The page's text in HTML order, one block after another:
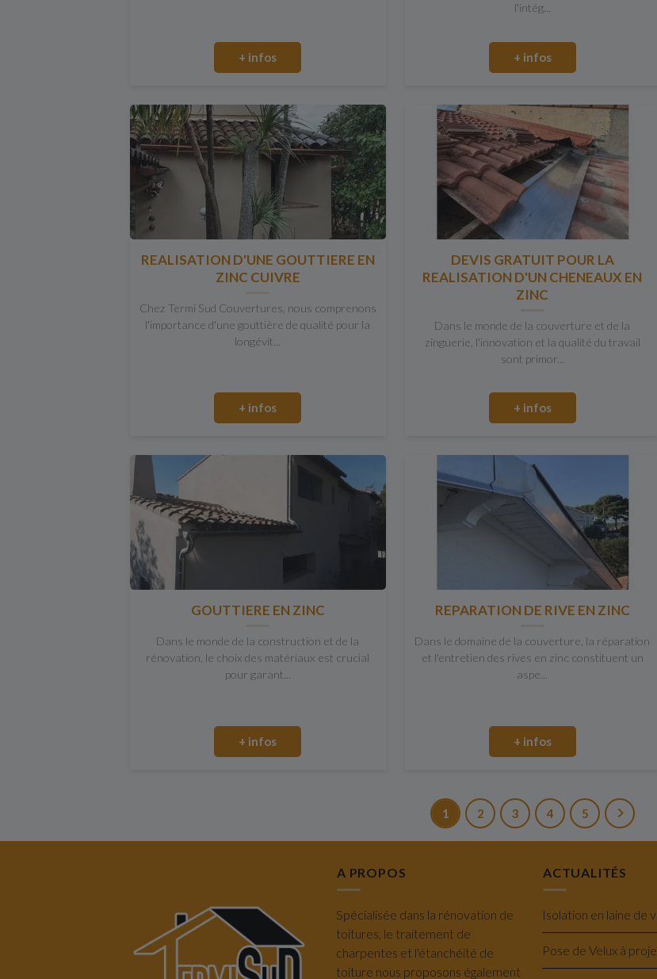
+ infos
l'intég...
+ infos
REALISATION D'UNE GOUTTIERE EN
ZINC CUIVRE
Chez Termi Sud Couvertures, nous comprenons
l'importance d'une gouttière de qualité pour la
longévit...
+ infos
DEVIS GRATUIT POUR LA
REALISATION D'UN CHENEAUX EN
ZINC
Dans le monde de la couverture et de la
zinguerie, l'innovation et la qualité du travail
sont primor...
+ infos
GOUTTIERE EN ZINC
Dans le monde de la construction et de la
rénovation, le choix des matériaux est crucial
pour garant...
+ infos
REPARATION DE RIVE EN ZINC
Dans le domaine de la couverture, la réparation
et l'entretien des rives en zinc constituent un
aspe...
+ infos
1 2 3 4 5
A PROPOS
Spécialisée dans la rénovation de
toitures, le traitement de
charpentes et l'étanchéité de
toiture nous proposons également
ACTUALITÉS